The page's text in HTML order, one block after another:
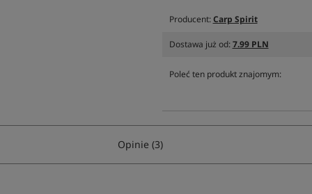
Producent:Carp Spirit
Dostawa już od:7.99 PLN
Poleć ten produkt znajomym:
Opinie (3)